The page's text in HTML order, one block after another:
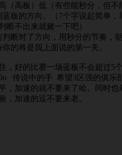
（高板）低（有些能秒分，但不
蓝板的方向。（7个字说起简单
断不出来就赌一下吧）
判断对了方向，用秒分的节奏，
你的将是我上面说的第一关。
，好的比赛一场蓝板不会超过5
传说中的手 希望3区强的俱乐
，加速的就不要来了哈。同时
，加速的逗不要来老。